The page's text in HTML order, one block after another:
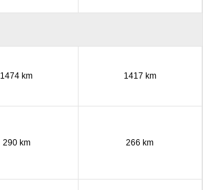
1474 km 1417 km
290 km 266 km